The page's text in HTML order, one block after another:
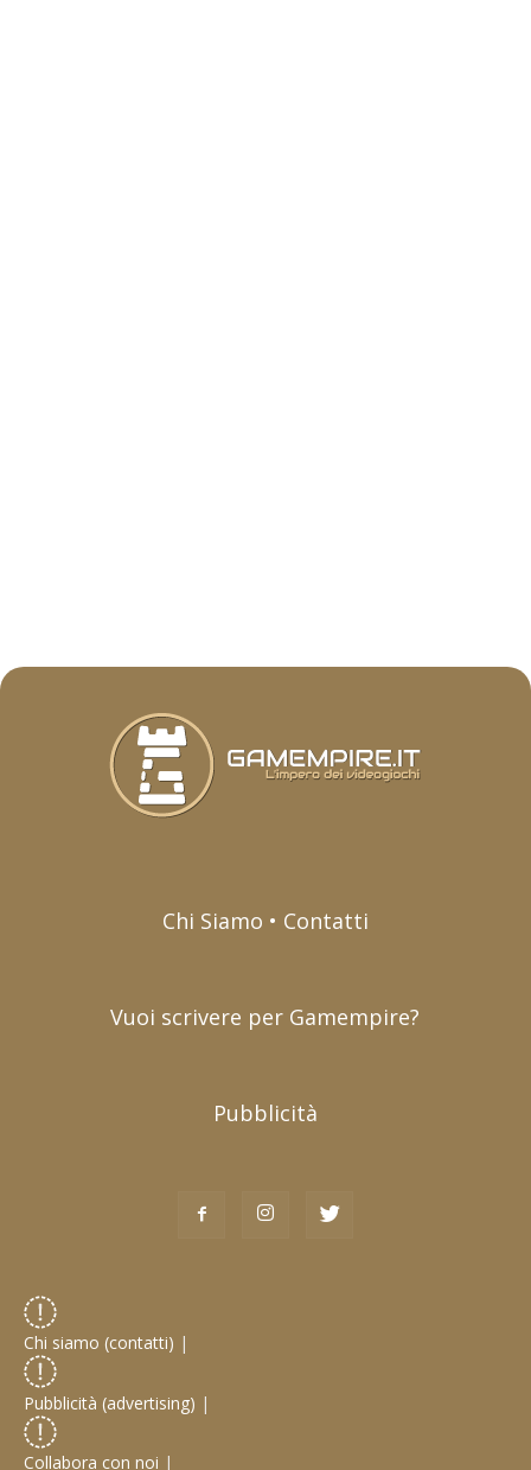
Chi Siamo • Contatti
Vuoi scrivere per Gamempire?
Pubblicità
Chi siamo (contatti) |
Pubblicità (advertising) |
Collabora con noi |